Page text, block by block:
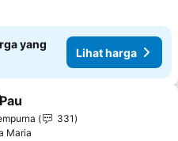
yang
Lihat harga
ke favorit
331
Maria